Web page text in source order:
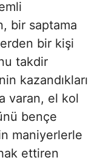
bir saptama
bir kişi
takdir
kazandıkları
varan, el kol
bençe
maniyerlerle
ettiren